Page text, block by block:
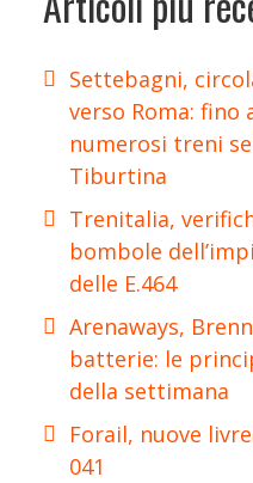
Settebagni,
verso Roma:
numerosi treni
Tiburtina
Trenitalia,
bombole
delle E.464
Arenaways,
batterie: le
della settimana
Forail, nuove
041